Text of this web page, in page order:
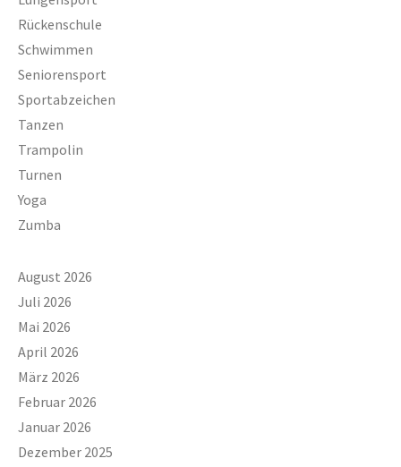
Rückenschule
Schwimmen
Seniorensport
Sportabzeichen
Tanzen
Trampolin
Turnen
Yoga
Zumba
August 2026
Juli 2026
Mai 2026
April 2026
März 2026
Februar 2026
Januar 2026
Dezember 2025